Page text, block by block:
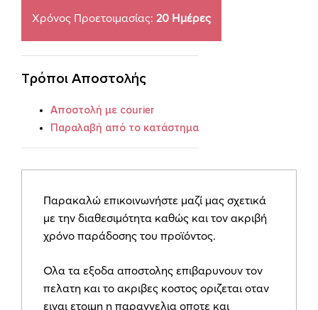
Χρόνος Προετοιμασίας: 20 Ημέρες
Τρόποι Αποστολής
Αποστολή με courier
Παραλαβή από το κατάστημα
Παρακαλώ επικοινωνήστε μαζί μας σχετικά
με την διαθεσιμότητα καθώς και τον ακριβή
χρόνο παράδοσης του προϊόντος.
Ολα τα εξοδα αποστολης επιβαρυνουν τον
πελατη και το ακριβες κοστος οριζεται οταν
ειναι ετοιμη η παραγγελια οποτε και